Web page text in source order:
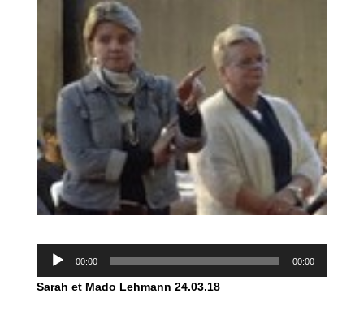
Lecteur
00:00 00:00
Sarah et Mado Lehmann 24.03.18